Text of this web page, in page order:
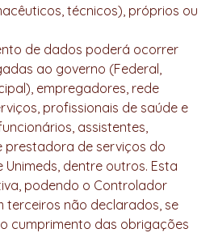
técnicos), próprios ou
de dados poderá ocorrer
ao governo (Federal,
empregadores, rede
profissionais de saúde e
assistentes,
prestadora de serviços do
dentre outros. Esta
podendo o Controlador
terceiros não declarados, se
cumprimento das obrigações